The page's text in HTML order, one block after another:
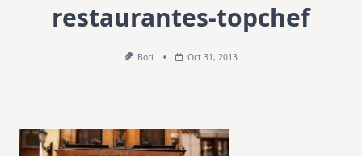
restaurantes-topchef
Bori Oct 31, 2013